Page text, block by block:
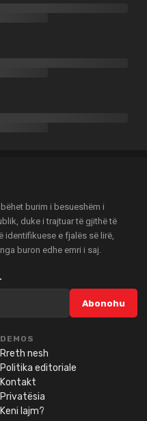
burim i besueshëm i
duke i trajtuar të gjithë të
identifikuese e fjalës së lirë,
buron edhe emri i saj.
Abonohu
DEMOS
Rreth nesh
Politika editoriale
Kontakt
Privatësia
Keni lajm?